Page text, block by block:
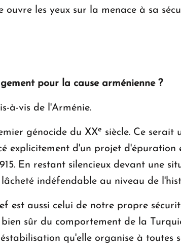
ouvre les yeux sur la menace à sa
pour la cause arménienne ?
à-vis de l'Arménie.
génocide du XXe siècle. Ce serait
explicitement d'un projet
En restant silencieux devant une
indéfendable au niveau de
est aussi celui de notre propre
sûr du comportement de la
qu'elle organise à toutes